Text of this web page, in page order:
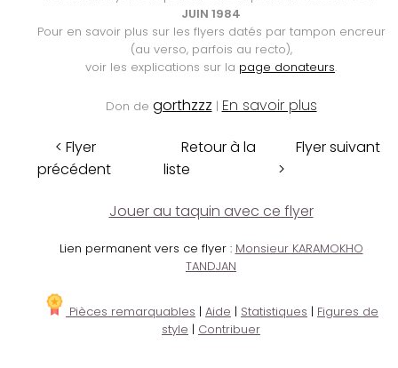
JUIN 1984
Pour en savoir plus sur les flyers datés par tampon encreur
(au verso, parfois au recto),
voir les explications sur la page donateurs.
Don de gorthzzz | En savoir plus
< Flyer
précédent
Retour à la
liste
Flyer suivant
>
Jouer au taquin avec ce flyer
Lien permanent vers ce flyer : Monsieur KARAMOKHO
TANDJAN
Pièces remarquables | Aide | Statistiques | Figures de
style | Contribuer